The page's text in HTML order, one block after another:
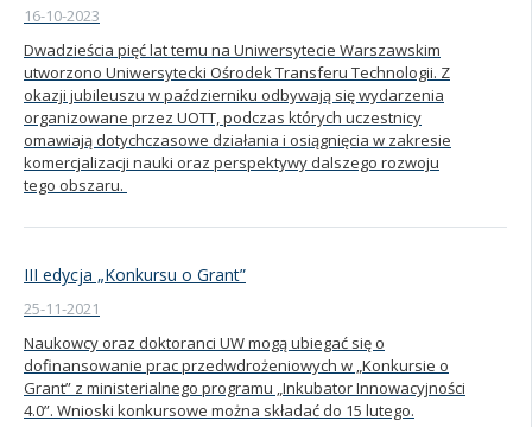
16-10-2023
Dwadzieścia pięć lat temu na Uniwersytecie Warszawskim
utworzono Uniwersytecki Ośrodek Transferu Technologii. Z
okazji jubileuszu w październiku odbywają się wydarzenia
organizowane przez UOTT, podczas których uczestnicy
omawiają dotychczasowe działania i osiągnięcia w zakresie
komercjalizacji nauki oraz perspektywy dalszego rozwoju
tego obszaru.
III edycja „Konkursu o Grant”
25-11-2021
Naukowcy oraz doktoranci UW mogą ubiegać się o
dofinansowanie prac przedwdrożeniowych w „Konkursie o
Grant” z ministerialnego programu „Inkubator Innowacyjności
4.0”. Wnioski konkursowe można składać do 15 lutego.